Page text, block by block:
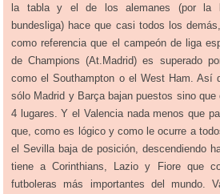
la tabla y el de los alemanes (por la
bundesliga) hace que casi todos los
como referencia que el campeón de liga
de Champions (At.Madrid) es superado
como el Southampton o el West Ham. Así
sólo Madrid y Barça bajan puestos sino
4 lugares. Y el Valencia nada menos que
que, como es lógico y como le ocurre a
el Sevilla baja de posición, descendiendo
tiene a Corinthians, Lazio y Fiore que
futboleras más importantes del mundo.